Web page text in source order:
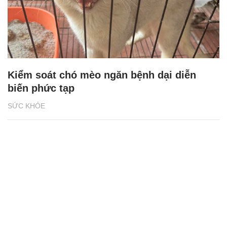
SỨC KHỎE
Kiểm soát chó mèo ngăn bệnh dại diễn
biến phức tạp